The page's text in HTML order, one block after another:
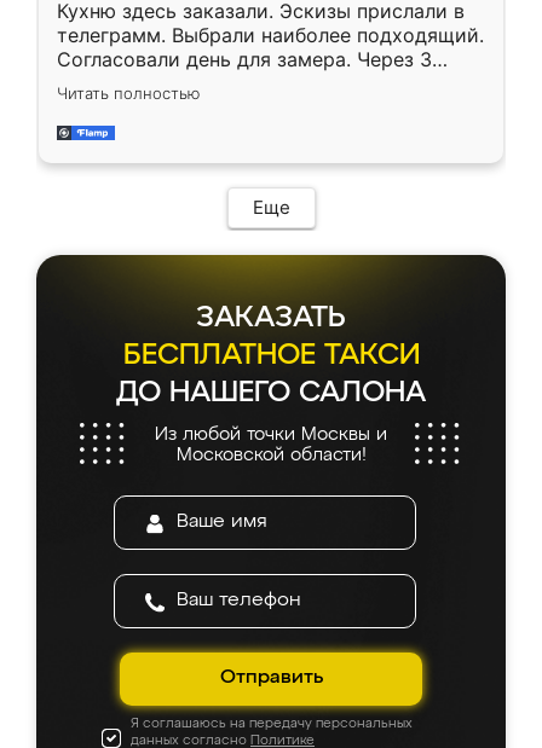
Кухню здесь заказали. Эскизы прислали в
телеграмм. Выбрали наиболее подходящий.
Согласовали день для замера. Через 3
недели кухня была уже готова. Остались
довольны работой. Спасибо Ренессанс
мебель за качественную работу!
Читать полностью
Еще
ЗАКАЗАТЬ
БЕСПЛАТНОЕ ТАКСИ
ДО НАШЕГО САЛОНА
Из любой точки Москвы и
Московской области!
Отправить
Я соглашаюсь на передачу персональных
данных согласно Политике